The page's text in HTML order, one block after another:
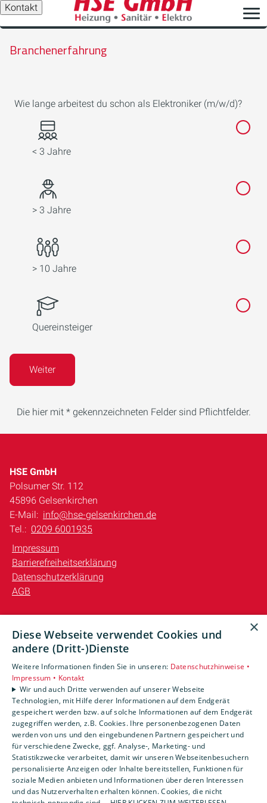
Kontakt
Branchenerfahrung
Wie lange arbeitest du schon als Elektroniker (m/w/d)?
< 3 Jahre
> 3 Jahre
> 10 Jahre
Quereinsteiger
Weiter
Die hier mit * gekennzeichneten Felder sind Pflichtfelder.
HSE GmbH
Polsumer Str. 112
45896 Gelsenkirchen
E-Mail: info@hse-gelsenkirchen.de
Tel.: 0209 6001935
Impressum
Barrierefreiheitserklärung
Datenschutzerklärung
AGB
Privatkunden
Gewerbekunden
Karriere
Unternehmen
Kontakt
Um externe HTML-Inhalte anzuzeigen, benötigen wir
Ihre Einwilligung.
Weitere Informationen finden Sie in unserer
Datenschutzerklärung.
×
Diese Webseite verwendet Cookies und
andere (Dritt-)Dienste
Weitere Informationen finden Sie in unseren: Datenschutzhinweise •
Impressum • Kontakt
Wir und auch Dritte verwenden auf unserer Webseite
Technologien, mit Hilfe derer Informationen auf dem Endgerät
gespeichert werden bzw. auf solche Informationen auf dem Endgerät
zugegriffen werden, z.B. Cookies. Ihre personenbezogenen Daten
werden von uns und den eingebundenen Partnern gespeichert und
für verschiedene Zwecke, ggf. Analyse-, Marketing- und
Statistikzwecke verarbeitet, damit wir unseren Webseitenbesuchern
personalisierte Anzeigen oder Inhalte bereitstellen, Funktionen für
soziale Medien anbieten und Informationen über deren Interessen
und das Nutzerverhalten erhalten können. Cookies, die nicht